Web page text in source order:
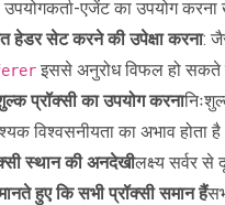
उपयोगकर्ता-एजेंट का उपयोग
हेडर सेट करने की उपेक्षा करना:
इससे अनुरोध विफल हो सकते
प्रॉक्सी का उपयोग करना
विश्वसनीयता का अभाव होता
स्थान की अनदेखीलक्ष्य सर्वर
हुए कि सभी प्रॉक्सी समान हैं